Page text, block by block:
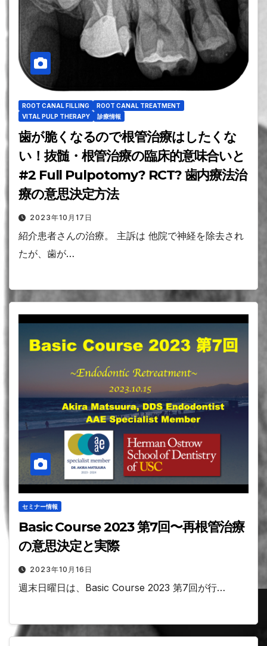
ROOT CANAL FILLING
ROOT CANAL TREATMENT
VITAL PULP THERAPY
診療情報
歯が脆くなるので根管治療はしたくな
い！抜髄・根管治療の臨床的意味合いと
#2 Full Pulpotomy? RCT? 歯内療法治
療の意思決定方法
2023年10月17日
紹介患者さんの治療。 主訴は 他院で神経を除去され
たが、歯が…
セミナー情報
Basic Course 2023 第7回〜再根管治療
の意思決定と実際
2023年10月16日
週末日曜日は、Basic Course 2023 第7回が行…